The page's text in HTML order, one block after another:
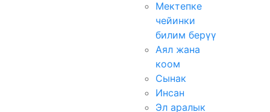
Мектепке
чейинки
билим берүү
Аял жана
коом
Сынак
Инсан
Эл аралык